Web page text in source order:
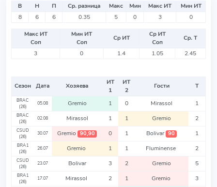
В Н П Ср. разница Макс Мин Макс ИТ
Мин ИТ
8
6 6 0.35 5 0 3 0
Макс ИТ
Соп
Мин ИТ
Соп
Ср ИТ
Ср ИТ
Соп
Ср. Т
3
0 1.4 1.05 2.45
Сезон Дата Хозяева
ИТ
1
ИТ
2
Гости Т
BRAC
(26)
05.08 Gremio 1 0 Mirassol 1
BRAC
(26)
02.08 Mirassol 1 1 Gremio 2
CSUD
(26)
30.07 Gremio 90,90 0 1 Bolivar 90 1
BRA1
(26)
26.07 Gremio 1 1 Fluminense 2
CSUD
(26)
23.07 Bolivar 3 2 Gremio 5
BRA1
(26)
17.07 Mirassol 2 1 Gremio 3